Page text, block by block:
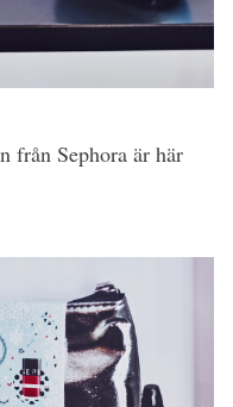
från Sephora är här